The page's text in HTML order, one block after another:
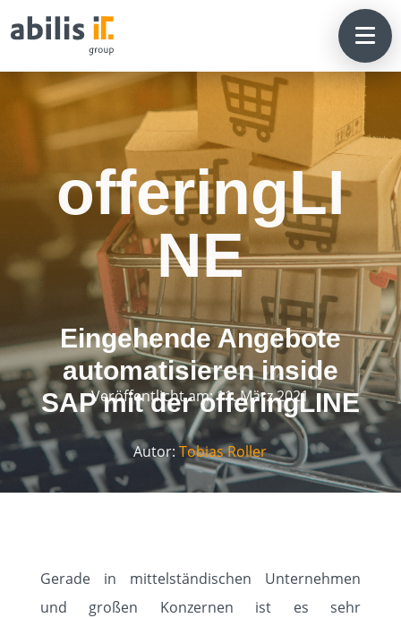
offeringLI
NE
Eingehende Angebote
automatisieren inside
SAP mit der offeringLINE
Veröffentlicht am: 11. März 2021
Autor:Tobias Roller
Gerade in mittelständischen Unternehmen
und großen Konzernen ist es sehr